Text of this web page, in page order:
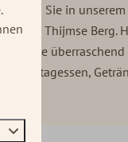
sind Sie in
De Thijmse Berg.
eine überraschend
für Mittagessen,